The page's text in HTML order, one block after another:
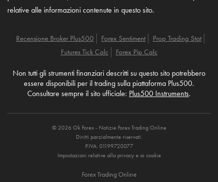
relative alle informazioni contenute in questo sito.
Recensione Broker Plus500 Forex Sentiment
Prop Trading Stat
Futures Tick Calc
Forex Pip Calc
Non tutti gli strumenti finanziari descritti su questo sito potrebbero
essere disponibili per il trading sulla piattaforma Plus500.
Consultare sempre il sito ufficiale: Plus500 Instruments.
© 2026 Ok Forex - Notizie Forex Trading Online
Diritti parzialmente riservati.
P.IVA: 01199720077
Impostazioni relative alla privacy e ai cookie
Forex Trading Online